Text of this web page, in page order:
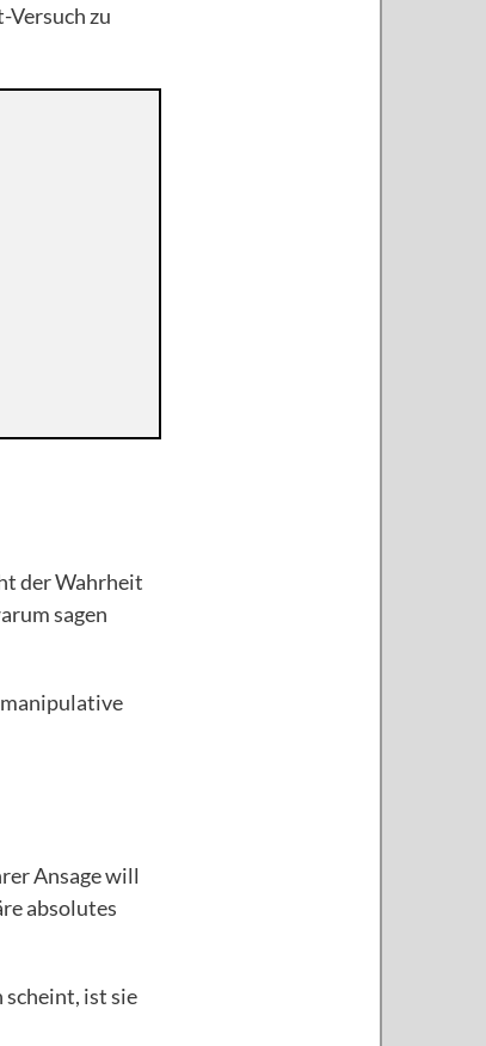
Versuch zu
der Wahrheit
sagen
manipulative
Ansage will
absolutes
ist sie